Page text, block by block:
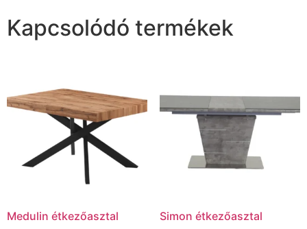
Kapcsolódó termékek
Medulin étkezőasztal Simon étkezőasztal